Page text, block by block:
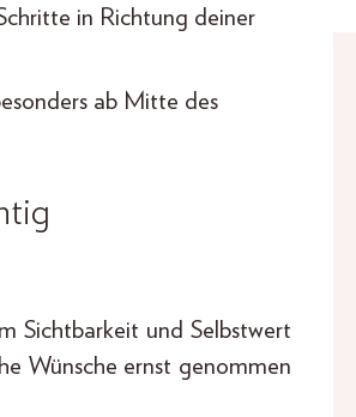
in Richtung deiner
ab Mitte des
Sichtbarkeit und Selbstwert
Wünsche ernst genommen